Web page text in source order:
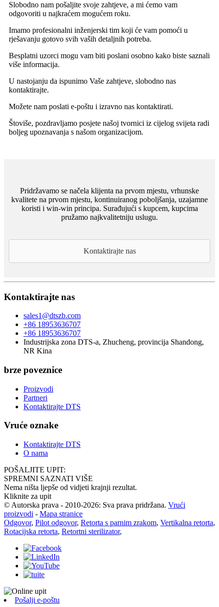
Slobodno nam pošaljite svoje zahtjeve, a mi ćemo vam
odgovoriti u najkraćem mogućem roku.
Imamo profesionalni inženjerski tim koji će vam pomoći u
rješavanju gotovo svih vaših detaljnih potreba.
Besplatni uzorci mogu vam biti poslani osobno kako biste saznali
više informacija.
U nastojanju da ispunimo Vaše zahtjeve, slobodno nas
kontaktirajte.
Možete nam poslati e-poštu i izravno nas kontaktirati.
Štoviše, pozdravljamo posjete našoj tvornici iz cijelog svijeta radi
boljeg upoznavanja s našom organizacijom.
Pridržavamo se načela klijenta na prvom mjestu, vrhunske
kvalitete na prvom mjestu, kontinuiranog poboljšanja, uzajamne
koristi i win-win principa. Surađujući s kupcem, kupcima
pružamo najkvalitetniju uslugu.
Kontaktirajte nas
Kontaktirajte nas
sales1@dtszb.com
+86 18953636707
+86 18953636707
Industrijska zona DTS-a, Zhucheng, provincija Shandong,
NR Kina
brze poveznice
Proizvodi
Partneri
Kontaktirajte DTS
Vruće oznake
Kontaktirajte DTS
O nama
POŠALJITE UPIT:
SPREMNI SAZNATI VIŠE
Nema ništa ljepše od vidjeti krajnji rezultat.
Kliknite za upit
© Autorska prava - 2010-2026: Sva prava pridržana. Vrući
proizvodi - Mapa stranice
Odgovor, Pilot odgovor, Retorta s parnim zrakom, Vertikalna retorta,
Rotacijska retorta, Retortni sterilizator,
Pošalji e-poštu